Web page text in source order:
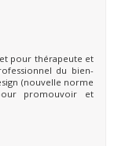
pour thérapeute et
du bien-
(nouvelle norme
promouvoir et